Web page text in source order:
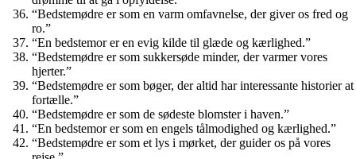
“Bedstemødre er som en varm omfavnelse, der giver os fred og
ro.”
“En bedstemor er en evig kilde til glæde og kærlighed.”
“Bedstemødre er som sukkersøde minder, der varmer vores
hjerter.”
“Bedstemødre er som bøger, der altid har interessante historier at
fortælle.”
“Bedstemødre er som de sødeste blomster i haven.”
“En bedstemor er som en engels tålmodighed og kærlighed.”
“Bedstemødre er som et lys i mørket, der guider os på vores